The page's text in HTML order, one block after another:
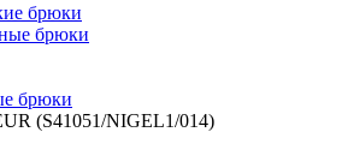
брюки
брюки
брюки
(S41051/NIGEL1/014)